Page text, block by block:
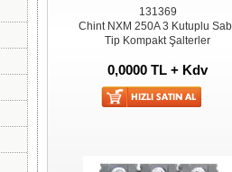
131369
Chint NXM 250A 3 Kutuplu
Tip Kompakt Şalterler
0,0000 TL + Kdv